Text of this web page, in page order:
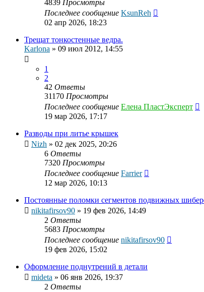
4839 Просмотры
Последнее сообщение KsunReh
02 апр 2026, 18:23
Трещат тонкостенные ведра.
Karlona » 09 июл 2012, 14:55
1
2
42 Ответы
31170 Просмотры
Последнее сообщение Елена ПластЭксперт
19 мар 2026, 17:17
Разводы при литье крышек
Nizh » 02 дек 2025, 20:26
6 Ответы
7320 Просмотры
Последнее сообщение Farrier
12 мар 2026, 10:13
Постоянные поломки сегментов подвижных
nikitafirsov90 » 19 фев 2026, 14:49
2 Ответы
5683 Просмотры
Последнее сообщение nikitafirsov90
19 фев 2026, 15:02
Оформление поднутрений в детали
mideta » 06 янв 2026, 19:37
2 Ответы